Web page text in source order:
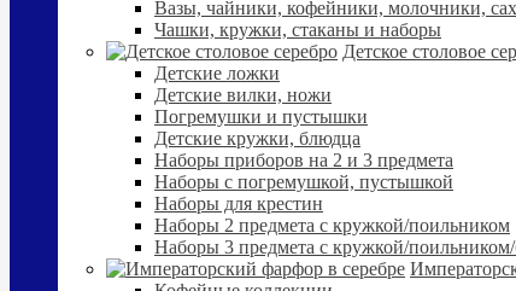
Вазы, чайники, кофейники, молочники,
Чашки, кружки, стаканы и наборы
Детское столовое
Детские ложки
Детские вилки, ножи
Погремушки и пустышки
Детские кружки, блюдца
Наборы приборов на 2 и 3 предмета
Наборы с погремушкой, пустышкой
Наборы для крестин
Наборы 2 предмета с кружкой/поильником
Наборы 3 предмета с кружкой/